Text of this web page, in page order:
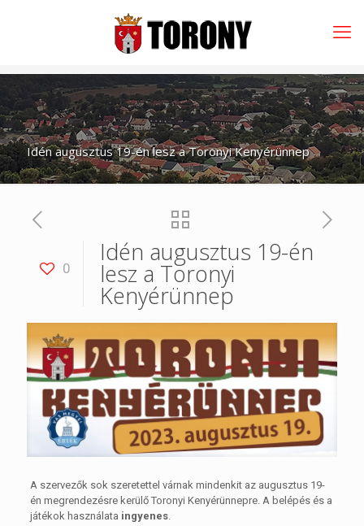
Idén augusztus 19-én lesz a Toronyi Kenyérünnep
0
Idén augusztus 19-én
lesz a Toronyi
Kenyérünnep
A szervezők sok szeretettel várnak mindenkit az augusztus 19-
én megrendezésre kerülő Toronyi Kenyérünnepre. A belépés és a
játékok használata ingyenes.